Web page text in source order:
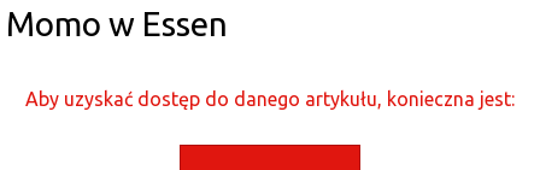
Momo w Essen
Aby uzyskać dostęp do danego artykułu, konieczna jest: